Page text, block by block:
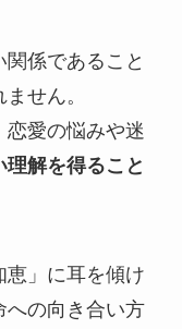
係であること
せん。
愛の悩みや迷
理解を得ること
恵」に耳を傾け
への向き合い方